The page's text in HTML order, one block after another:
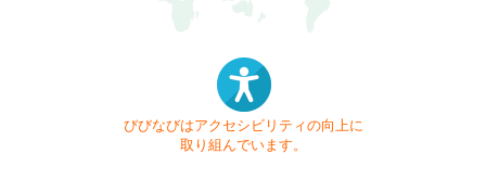
びびなびはアクセシビリティの向上に
取り組んでいます。